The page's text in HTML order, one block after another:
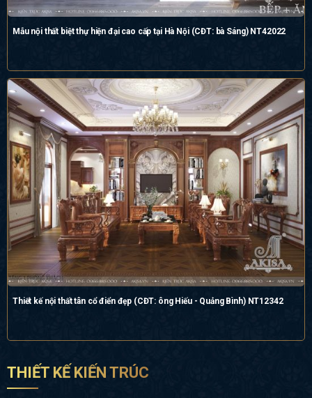
Mẫu nội thất biệt thự hiện đại cao cấp tại Hà Nội (CĐT: bà Sáng) NT42022
Thiết kế nội thất tân cổ điển đẹp (CĐT: ông Hiếu - Quảng Bình) NT12342
THIẾT KẾ KIẾN TRÚC